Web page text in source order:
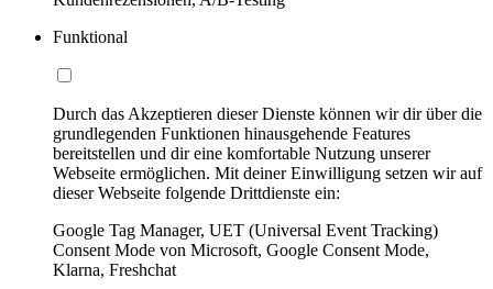
Funktional
Durch das Akzeptieren dieser Dienste können wir dir über die
grundlegenden Funktionen hinausgehende Features
bereitstellen und dir eine komfortable Nutzung unserer
Webseite ermöglichen. Mit deiner Einwilligung setzen wir auf
dieser Webseite folgende Drittdienste ein:
Google Tag Manager, UET (Universal Event Tracking)
Consent Mode von Microsoft, Google Consent Mode,
Klarna, Freshchat